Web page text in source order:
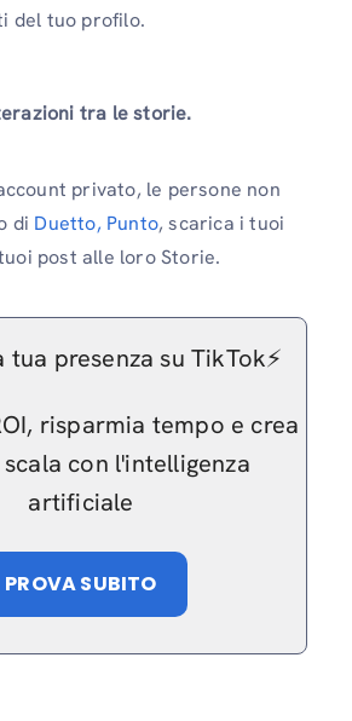
del tuo profilo.
tra le storie.
privato, le persone non
di Duetto, Punto, scarica i tuoi
post alle loro Storie.
presenza su TikTok⚡️
risparmia tempo e crea
con l'intelligenza
artificiale
PROVA SUBITO